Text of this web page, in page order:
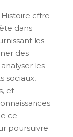
offre
dans
les
des
les
sociaux,
et
ce
poursuivre